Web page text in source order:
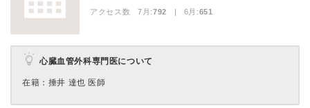
アクセス数 7月:792 | 6月:651
心臓血管外科専門医について
在籍：捶井 達也 医師